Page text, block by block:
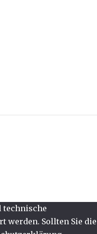
technische
werden. Sollten Sie die